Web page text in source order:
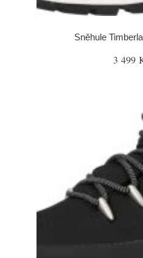
Sněhule
3 499